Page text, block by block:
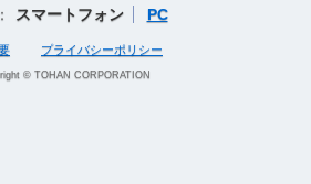
スマートフォン PC
プライバシーポリシー
© TOHAN CORPORATION